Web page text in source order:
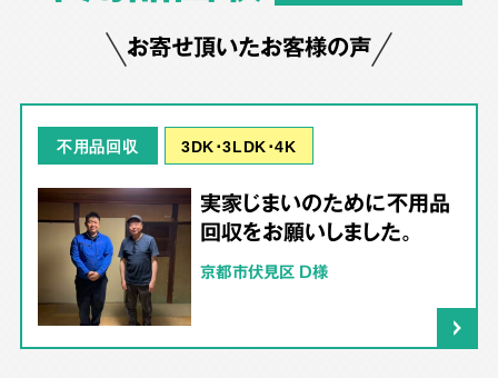
お寄せ頂いたお客様の声
不用品回収 3DK･3LDK･4K
実家じまいのために不用品
回収をお願いしました。
京都市伏見区 D様